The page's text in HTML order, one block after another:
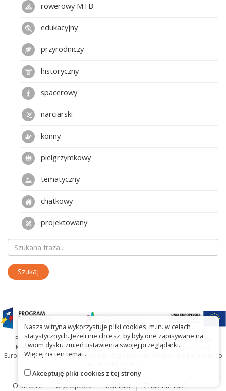
rowerowy MTB
edukacyjny
przyrodniczy
historyczny
spacerowy
narciarski
konny
pielgrzymkowy
tematyczny
chatkowy
projektowany
Projekt współfinansowany przez Urząd Marszałkowski Województwa
Małopolskiego w ramach programu Małopolska Gościnna oraz Unię
Europejską w ramach Małopolskiego Regionalnego Programu Operacyjnego
O stronie O projekcie Kontakt Znak nie tak?
Nasza witryna wykorzystuje pliki cookies, m.in. w celach
statystycznych. Jeżeli nie chcesz, by były one zapisywane na
Twoim dysku zmień ustawienia swojej przeglądarki.
Więcej na ten temat...
Akceptuję pliki cookies z tej strony